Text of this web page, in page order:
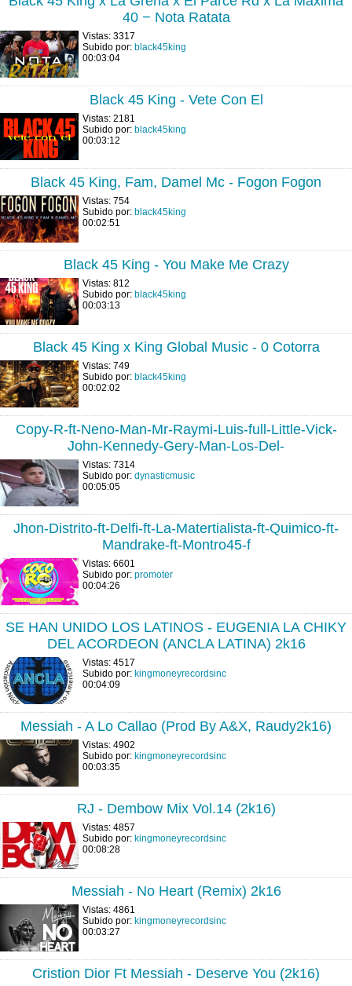
40 − Nota Ratata
Vistas: 3317
Subido por: black45king
00:03:04
Black 45 King - Vete Con El
Vistas: 2181
Subido por: black45king
00:03:12
Black 45 King, Fam, Damel Mc - Fogon Fogon
Vistas: 754
Subido por: black45king
00:02:51
Black 45 King - You Make Me Crazy
Vistas: 812
Subido por: black45king
00:03:13
Black 45 King x King Global Music - 0 Cotorra
Vistas: 749
Subido por: black45king
00:02:02
Copy-R-ft-Neno-Man-Mr-Raymi-Luis-full-Little-Vick-
John-Kennedy-Gery-Man-Los-Del-
Vistas: 7314
Subido por: dynasticmusic
00:05:05
Jhon-Distrito-ft-Delfi-ft-La-Matertialista-ft-Quimico-ft-
Mandrake-ft-Montro45-f
Vistas: 6601
Subido por: promoter
00:04:26
SE HAN UNIDO LOS LATINOS - EUGENIA LA CHIKY
DEL ACORDEON (ANCLA LATINA) 2k16
Vistas: 4517
Subido por: kingmoneyrecordsinc
00:04:09
Messiah - A Lo Callao (Prod By A&X, Raudy2k16)
Vistas: 4902
Subido por: kingmoneyrecordsinc
00:03:35
RJ - Dembow Mix Vol.14 (2k16)
Vistas: 4857
Subido por: kingmoneyrecordsinc
00:08:28
Messiah - No Heart (Remix) 2k16
Vistas: 4861
Subido por: kingmoneyrecordsinc
00:03:27
Cristion Dior Ft Messiah - Deserve You (2k16)